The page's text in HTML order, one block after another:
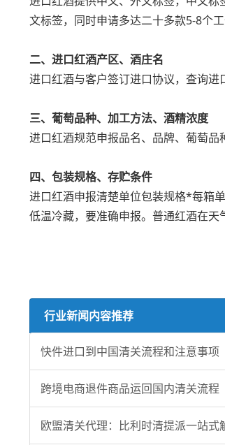
文标签，同时申请多达二十多款5-8个工
二、进口红酒产区、酒庄名
进口红酒与客户签订进口协议，查询进
三、葡萄品种、加工方法、酒精浓度
进口红酒规范申报品名、品牌、葡萄品
四、包装规格、存贮条件
进口红酒申报清楚单位包装规格*每箱
低温冷藏，要准确申报。普通红酒在天
行业新闻内容推荐
快件进口到中国清关流程和注意事项
跨境电商退件商品运回国内清关流程
欧盟清关代理：比利时清提派一站式